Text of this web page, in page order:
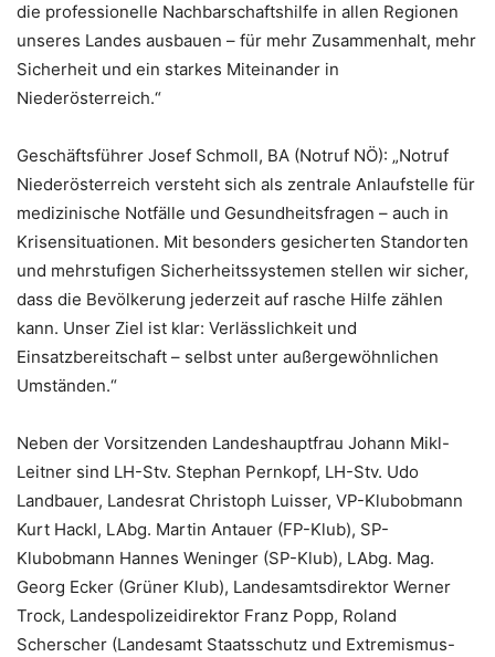
die professionelle Nachbarschaftshilfe in allen Regionen
unseres Landes ausbauen – für mehr Zusammenhalt, mehr
Sicherheit und ein starkes Miteinander in
Niederösterreich.“
Geschäftsführer Josef Schmoll, BA (Notruf NÖ): „Notruf
Niederösterreich versteht sich als zentrale Anlaufstelle für
medizinische Notfälle und Gesundheitsfragen – auch in
Krisensituationen. Mit besonders gesicherten Standorten
und mehrstufigen Sicherheitssystemen stellen wir sicher,
dass die Bevölkerung jederzeit auf rasche Hilfe zählen
kann. Unser Ziel ist klar: Verlässlichkeit und
Einsatzbereitschaft – selbst unter außergewöhnlichen
Umständen.“
Neben der Vorsitzenden Landeshauptfrau Johann Mikl-
Leitner sind LH-Stv. Stephan Pernkopf, LH-Stv. Udo
Landbauer, Landesrat Christoph Luisser, VP-Klubobmann
Kurt Hackl, LAbg. Martin Antauer (FP-Klub), SP-
Klubobmann Hannes Weninger (SP-Klub), LAbg. Mag.
Georg Ecker (Grüner Klub), Landesamtsdirektor Werner
Trock, Landespolizeidirektor Franz Popp, Roland
Scherscher (Landesamt Staatsschutz und Extremismus-